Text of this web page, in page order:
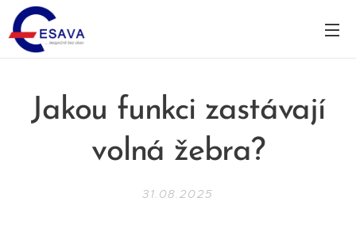
Jakou funkci zastávají
volná žebra?
31.08.2025